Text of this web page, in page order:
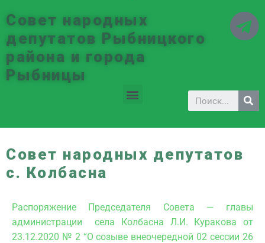
Совет народных
депутатов Рыбницкого
района и города
Рыбницы
Совет народных депутатов
с. Колбасна
Распоряжение Председателя Совета — главы
администрации села Колбасна Л.И. Куракова от
23.12.2020 № 2 “О созыве внеочередной 02 сессии 26